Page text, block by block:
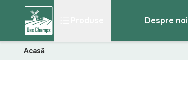
Despre noi
Acasă